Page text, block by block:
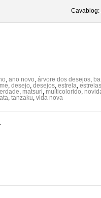
Cavablog:
, ano novo, árvore dos desejos,
, desejo, desejos, estrela, estrelas
, matsuri, multicolorido,
, tanzaku, vida nova